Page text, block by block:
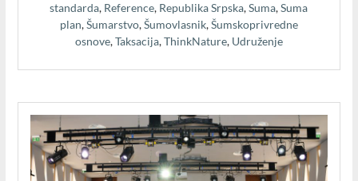
standarda, Reference, Republika Srpska,Suma,Suma
plan,Šumarstvo,Šumovlasnik,Šumskoprivredne
osnove,Taksacija,ThinkNature, Udruženje